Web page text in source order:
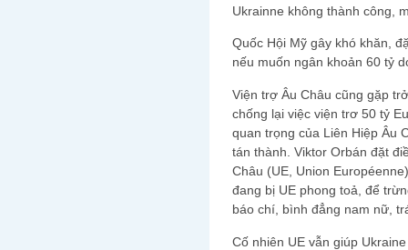
Ukrainne không thành công,
Quốc Hội Mỹ gây khó khăn,
nếu muốn ngân khoản 60 tỷ
Viện trợ Âu Châu cũng gặp
chống lại việc viện trơ 50 tỷ
quan trọng của Liên Hiệp Âu
tán thành. Viktor Orbán đặt
Châu (UE, Union
đang bị UE phong toả, để
báo chí, bình đẳng nam nữ,
Cố nhiên UE vẫn giúp